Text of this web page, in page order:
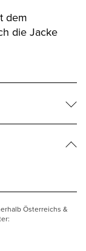
dem
die Jacke
Österreichs &